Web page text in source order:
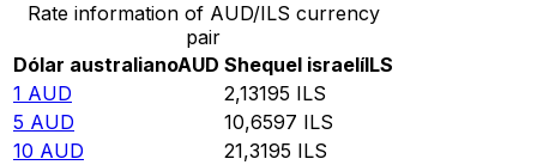
Rate information of AUD/ILS currency
pair
Dólar australianoAUD Shequel israelíILS
1 AUD 2,13195 ILS
5 AUD 10,6597 ILS
10 AUD 21,3195 ILS